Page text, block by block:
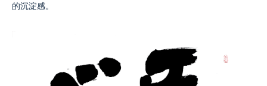
的沉淀感。